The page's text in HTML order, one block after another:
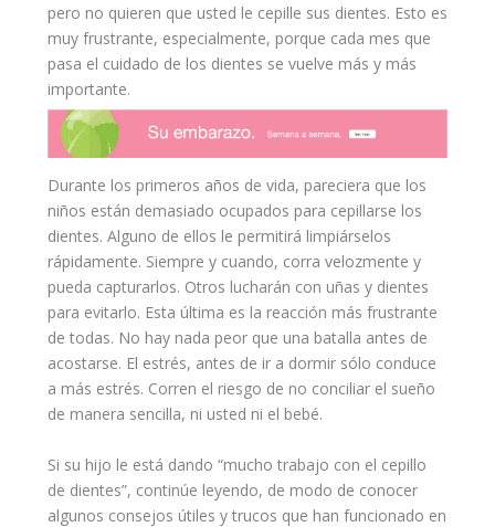
pero no quieren que usted le cepille sus dientes. Esto es
muy frustrante, especialmente, porque cada mes que
pasa el cuidado de los dientes se vuelve más y más
importante.
Durante los primeros años de vida, pareciera que los
niños están demasiado ocupados para cepillarse los
dientes. Alguno de ellos le permitirá limpiárselos
rápidamente. Siempre y cuando, corra velozmente y
pueda capturarlos. Otros lucharán con uñas y dientes
para evitarlo. Esta última es la reacción más frustrante
de todas. No hay nada peor que una batalla antes de
acostarse. El estrés, antes de ir a dormirsólo conduce
a más estrés. Corren el riesgo de no conciliar el sueño
de manera sencilla, ni usted ni el bebé.
Si su hijo le está dando “mucho trabajo con el cepillo
de dientes”, continúe leyendo, de modo de conocer
algunos consejos útiles y trucos que han funcionado en